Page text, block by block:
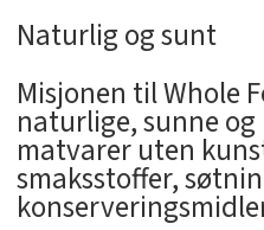
Naturlig og sunt
Misjonen til Whole
naturlige, sunne
matvarer uten
smaksstoffer,